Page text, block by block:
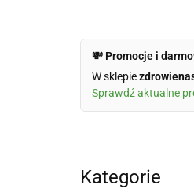
💸 Promocje i
W sklepie
Sprawdź aktualne
Kategorie